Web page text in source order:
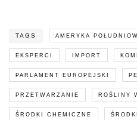
TAGS AMERYKA
EKSPERCI IMPORT
PARLAMENT EUROPEJSKI PE
PRZETWARZANIE ROŚLINY
ŚRODKI CHEMICZNE